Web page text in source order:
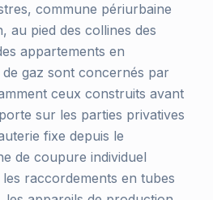
commune périurbaine
au pied des collines des
appartements en
gaz sont concernés par
ceux construits avant
sur les parties privatives
fixe depuis le
de coupure individuel
raccordements en tubes